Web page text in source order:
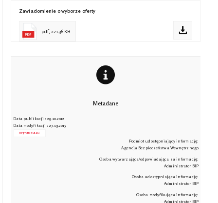
Zawiadomienie o wyborze oferty
pdf, 221.36 KB
Metadane
Data publikacji : 29.10.2012
Data modyfikacji : 27.03.2015
REJESTR ZMIAN
Podmiot udostępniający informację:
Agencja Bezpieczeństwa Wewnętrznego
Osoba wytwarzająca/odpowiadająca za informację:
Administrator BIP
Osoba udostępniająca informację:
Administrator BIP
Osoba modyfikująca informację:
Administrator BIP